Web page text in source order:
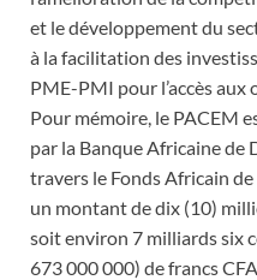
et le développement du
à la facilitation des
PME-PMI pour l’accès
Pour mémoire, le PACEM
par la Banque Africaine de
travers le Fonds Africain
un montant de dix (10)
soit environ 7 milliards six
673 000 000) de francs